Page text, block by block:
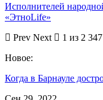
Исполнителей
«ЭтноLife»
Prev Next
1 из 2 347
Новое:
Когда в Барнауле